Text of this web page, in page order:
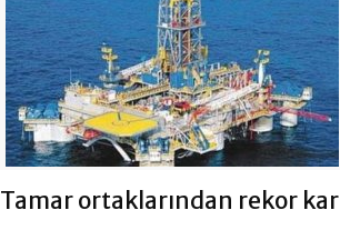
Tamar ortaklarından rekor kar